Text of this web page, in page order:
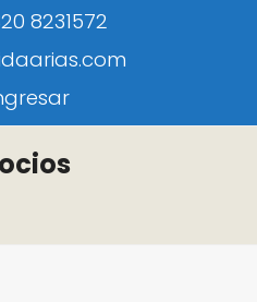
8231572